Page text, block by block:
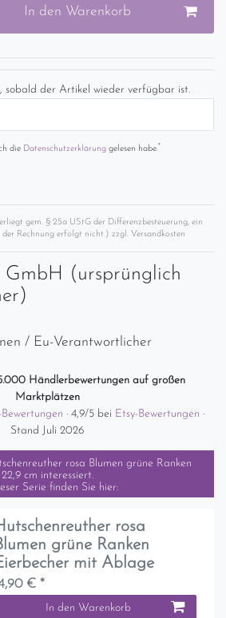
In den Warenkorb
sobald der Artikel wieder verfügbar ist.
die Daten­schutz­erklärunggelesen habe.*
gem. § 25a UStG der Differenzbesteuerung, ein
der Rechnung erfolgt nicht.) zzgl. Versandkosten
GmbH (ursprünglich
/ Eu-Verantwortlicher
Händlerbewertungen auf großen
Marktplätzen
· 4,9/5 bei Etsy-Bewertungen ·
Stand Juli 2026
rosa Blumen grüne Ranken
cm interessiert.
Serie finden Sie hier:
rosa
grüne Ranken
mit Ablage
€ *
In den Warenkorb